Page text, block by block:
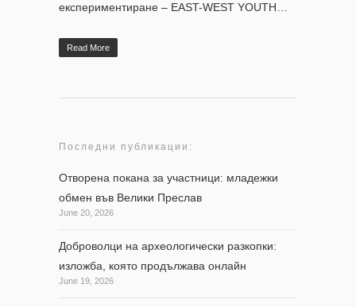
експериментиране – EAST-WEST YOUTH…
Read More
Последни публикации:
Отворена покана за участници: младежки
обмен във Велики Преслав
June 20, 2026
Доброволци на археологически разкопки:
изложба, която продължава онлайн
June 19, 2026